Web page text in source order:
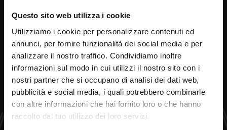
Questo sito web utilizza i cookie
Utilizziamo i cookie per personalizzare contenuti ed
annunci, per fornire funzionalità dei social media e per
analizzare il nostro traffico. Condividiamo inoltre
informazioni sul modo in cui utilizzi il nostro sito con i
nostri partner che si occupano di analisi dei dati web,
pubblicità e social media, i quali potrebbero combinarle
con altre informazioni che hai fornito loro o che hanno
raccolto dal tuo utilizzo dei loro servizi.